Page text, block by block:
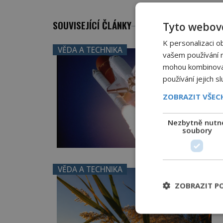
SOUVISEJÍCÍ ČLÁNKY
VĚDA A TECHNIKA
VĚDA A TECHNIKA
Tyto
K personalizaci
vašem používání
mohou
používání jejich
ZOBRAZIT
Nezbytně
soubory
ZOBRAZIT